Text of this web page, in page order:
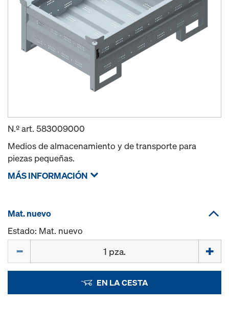
N.º art. 583009000
Medios de almacenamiento y de transporte para
piezas pequeñas.
MÁS INFORMACIÓN
Mat. nuevo
Estado: Mat. nuevo
EN LA CESTA